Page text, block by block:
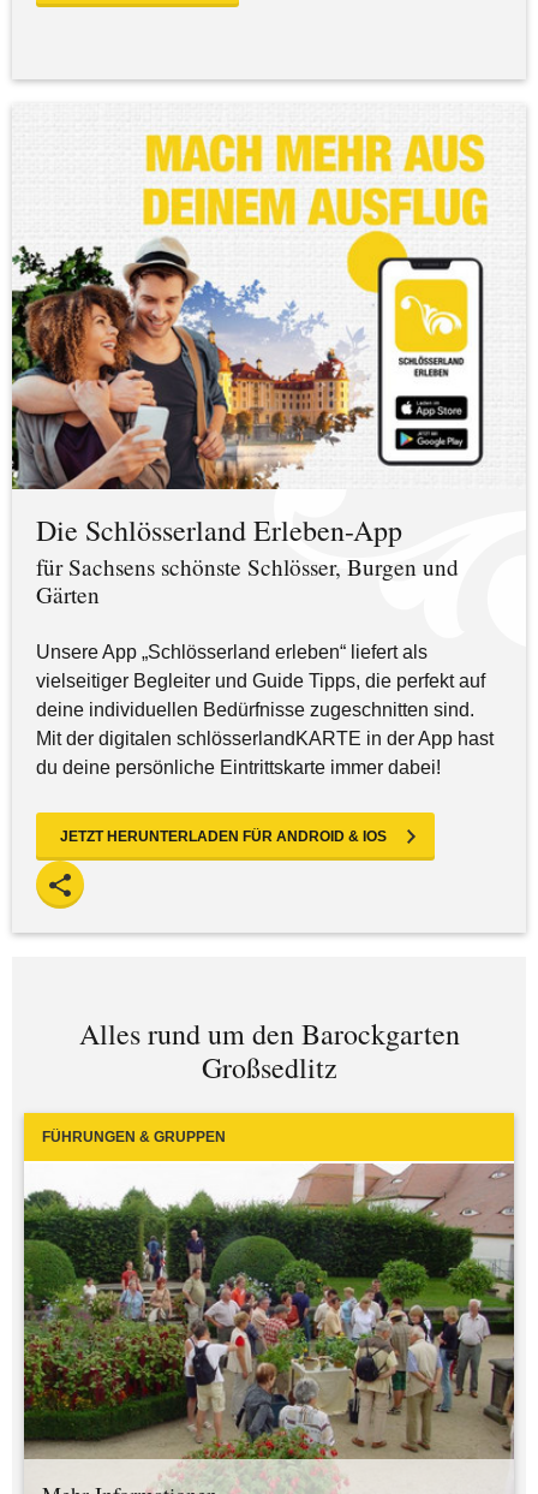
Die Schlösserland Erleben-App
für Sachsens schönste Schlösser, Burgen und
Gärten
Unsere App „Schlösserland erleben“ liefert als
vielseitiger Begleiter und Guide Tipps, die perfekt auf
deine individuellen Bedürfnisse zugeschnitten sind.
Mit der digitalen schlösserlandKARTE in der App hast
du deine persönliche Eintrittskarte immer dabei!
JETZT HERUNTERLADEN FÜR ANDROID & IOS
Alles rund um den Barockgarten
Großsedlitz
FÜHRUNGEN & GRUPPEN